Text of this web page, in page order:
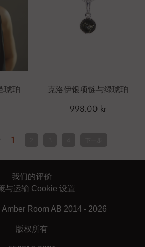
琥珀
克洛伊银项链与绿琥珀
998.00 kr
1
我们的评价
与运输 Cookie 设置
Room AB 2014 - 2026
版权所有